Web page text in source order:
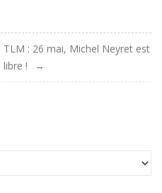
TLM : 26 mai, Michel Neyret est
libre !